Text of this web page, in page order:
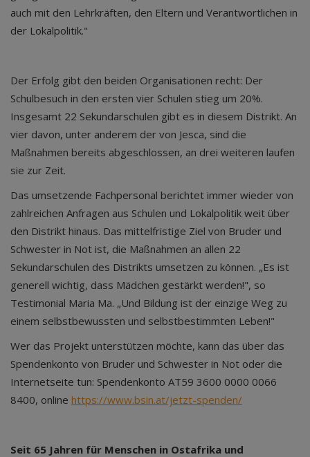
auch mit den Lehrkräften, den Eltern und Verantwortlichen in
der Lokalpolitik."
Der Erfolg gibt den beiden Organisationen recht: Der
Schulbesuch in den ersten vier Schulen stieg um 20%.
Insgesamt 22 Sekundarschulen gibt es in diesem Distrikt. An
vier davon, unter anderem der von Jesca, sind die
Maßnahmen bereits abgeschlossen, an drei weiteren laufen
sie zur Zeit.
Das umsetzende Fachpersonal berichtet immer wieder von
zahlreichen Anfragen aus Schulen und Lokalpolitik weit über
den Distrikt hinaus. Das mittelfristige Ziel von Bruder und
Schwester in Not ist, die Maßnahmen an allen 22
Sekundarschulen des Distrikts umsetzen zu können. „Es ist
generell wichtig, dass Mädchen gestärkt werden!", so
Testimonial Maria Ma. „Und Bildung ist der einzige Weg zu
einem selbstbewussten und selbstbestimmten Leben!"
Wer das Projekt unterstützen möchte, kann das über das
Spendenkonto von Bruder und Schwester in Not oder die
Internetseite tun: Spendenkonto AT59 3600 0000 0066
8400, online https://www.bsin.at/jetzt-spenden/
Seit 65 Jahren für Menschen in Ostafrika und